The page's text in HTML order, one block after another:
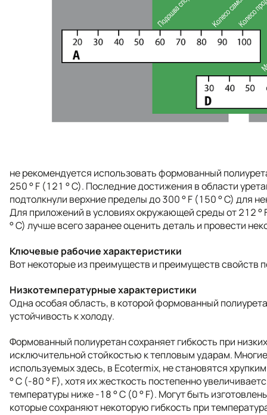
не рекомендуется использовать формованный
250 ° F (121 ° C). Последние достижения в области
подтолкнули верхние пределы до 300 ° F (150 ° C) для
Для приложений в условиях окружающей среды от 212 °
° C) лучше всего заранее оценить деталь и провести
Ключевые рабочие характеристики
Вот некоторые из преимуществ и преимуществ свойств
Низкотемпературные характеристики
Одна особая область, в которой формованный
устойчивость к холоду.
Формованный полиуретан сохраняет гибкость при
исключительной стойкостью к тепловым ударам.
используемых здесь, в Ecotermix, не становятся
° C (-80 ° F), хотя их жесткость постепенно
температуры ниже -18 ° C (0 ° F). Могут быть
которые сохраняют некоторую гибкость при